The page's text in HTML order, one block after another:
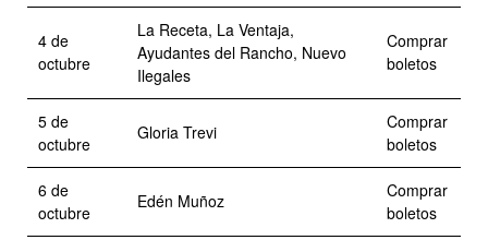
4 de
octubre
La Receta, La Ventaja,
Ayudantes del Rancho, Nuevo
Ilegales
Comprar
boletos
5 de
octubre
Gloria Trevi
Comprar
boletos
6 de
octubre
Edén Muñoz
Comprar
boletos